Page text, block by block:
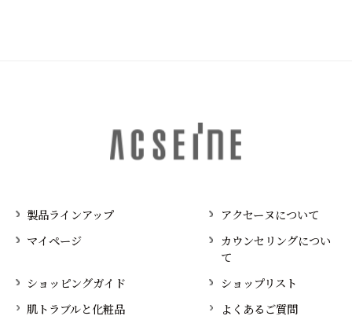
製品ラインアップ
アクセーヌについて
マイページ
カウンセリングについ
て
ショッピングガイド
ショップリスト
肌トラブルと化粧品
よくあるご質問